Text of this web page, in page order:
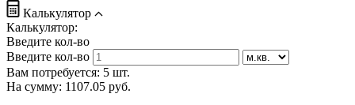
Калькулятор
Калькулятор:
Введите кол-во
Введите кол-во
Вам потребуется: 5 шт.
На сумму: 1107.05 руб.